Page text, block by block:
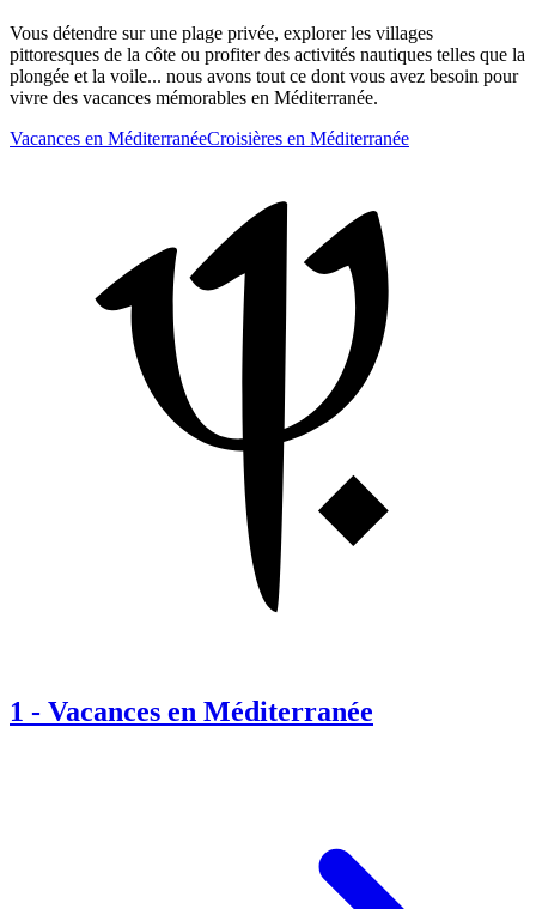
Vous détendre sur une plage privée, explorer les villages
pittoresques de la côte ou profiter des activités nautiques telles que la
plongée et la voile... nous avons tout ce dont vous avez besoin pour
vivre des vacances mémorables en Méditerranée.
Vacances en MéditerranéeCroisières en Méditerranée
1 - Vacances en Méditerranée